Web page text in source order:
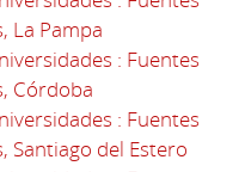
La Pampa
: Fuentes
Córdoba
: Fuentes
Santiago del Estero